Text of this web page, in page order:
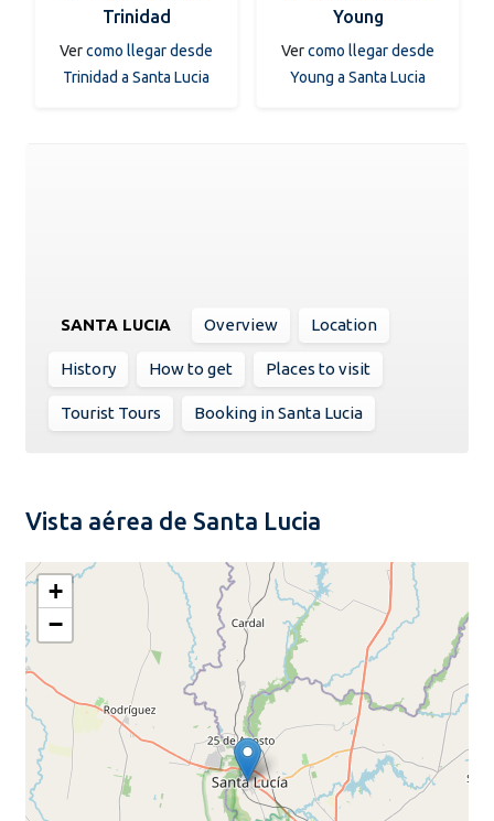
Trinidad
Vercomo llegar desde
Trinidad a Santa Lucia
Young
Vercomo llegar desde
Young a Santa Lucia
SANTA LUCIA Overview Location
History How to get Places to visit
Tourist Tours Booking in Santa Lucia
Vista aérea de Santa Lucia
+
−